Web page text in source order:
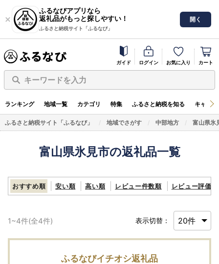
ふるなびアプリなら
返礼品がもっと探しやすい！
ふるさと納税サイト「ふるなび」
開く
ガイド ログイン お気に入り カート
キーワードを入力
ランキング 地域一覧 カテゴリ 特集 ふるさと納税を知る キャン
ふるさと納税サイト「ふるなび」 地域でさがす 中部地方 富山県氷
富山県氷見市の返礼品一覧
おすすめ順 安い順 高い順 レビュー件数順 レビュー評価順
1~4件(全4件) 表示切替：
ふるなびイチオシ返礼品